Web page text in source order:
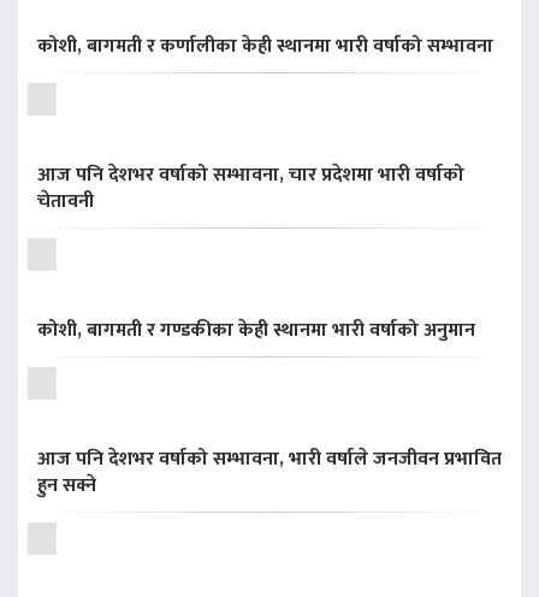
कोशी, बागमती र कर्णालीका केही स्थानमा भारी वर्षाको सम्भावना
आज पनि देशभर वर्षाको सम्भावना, चार प्रदेशमा भारी वर्षाको
चेतावनी
कोशी, बागमती र गण्डकीका केही स्थानमा भारी वर्षाको अनुमान
आज पनि देशभर वर्षाको सम्भावना, भारी वर्षाले जनजीवन प्रभावित
हुन सक्ने